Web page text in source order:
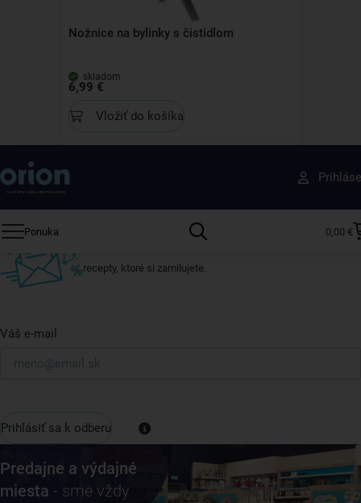
Nožnice na bylinky s čistidlom
skladom
6,99 €
Vložiť do košíka
Ponuka 0,00 €
Získajte rady, recepty a tipy na zľavy skôr ako
ktokoľvek iný
Prihláste sa k odberu nášho newslettera.
recepty, ktoré si zamilujete.
Váš e-mail
Prihlásiť sa k odberu
Predajne a výdajné
miesta - sme vždy